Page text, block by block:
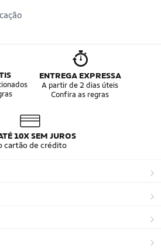
ENTREGA EXPRESSA
A partir de 2 dias úteis
Confira as regras
10X SEM JUROS
cartão de crédito